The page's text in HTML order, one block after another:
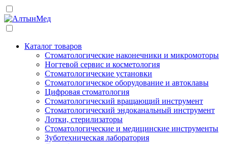
Каталог товаров
Стоматологические наконечники и микромоторы
Ногтевой сервис и косметология
Стоматологические установки
Стоматологическое оборудование и автоклавы
Цифровая стоматология
Стоматологический вращающий инструмент
Стоматологический эндоканальный инструмент
Лотки, стерилизаторы
Стоматологические и медицинские инструменты
Зуботехническая лаборатория